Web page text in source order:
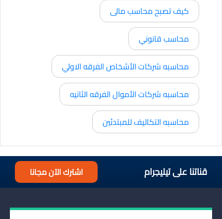
كيف تصبح محاسب مالى
محاسب قانوني
محاسبه شركات الأشخاص الفرقه الاولي
محاسبه شركات الأموال الفرقه الثانيه
محاسبه التكاليف للمبتدئين
قناتنا على تيليجرام اشترك الآن مجانا